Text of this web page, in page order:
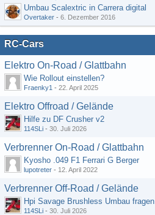
Umbau Scalextric in Carrera digital
Overtaker - 6. Dezember 2016
RC-Cars
Elektro On-Road / Glattbahn
Wie Rollout einstellen?
Fraenky1 - 22. April 2025
Elektro Offroad / Gelände
Hilfe zu DF Crusher v2
114SLi - 30. Juli 2026
Verbrenner On-Road / Glattbahn
Kyosho .049 F1 Ferrari G Berger
lupotreter - 12. April 2022
Verbrenner Off-Road / Gelände
Hpi Savage Brushless Umbau fragen
114SLi - 30. Juli 2026